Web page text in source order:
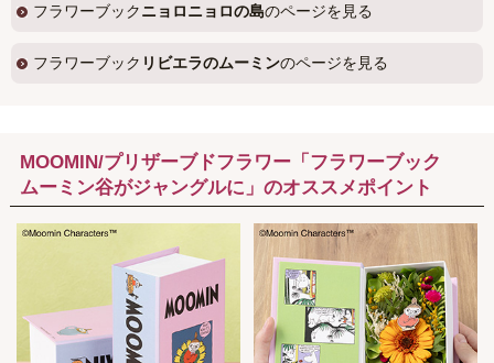
フラワーブックニョロニョロの島のページを見る
フラワーブック リビエラのムーミンのページを見る
MOOMIN/プリザーブドフラワー「フラワーブック
ムーミン谷がジャングルに」のオススメポイント